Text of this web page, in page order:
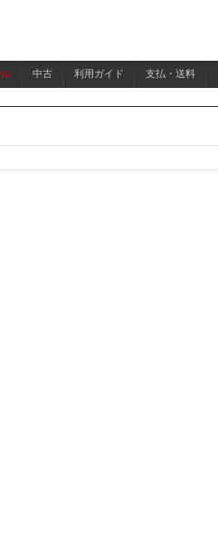
中古 利用ガイド 支払・送料